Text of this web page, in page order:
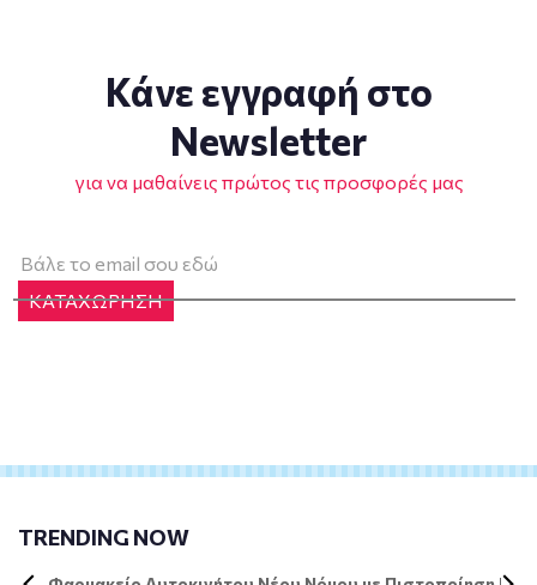
Κάνε εγγραφή στο
Newsletter
για να μαθαίνεις πρώτος τις προσφορές μας
ΚΑΤΑΧΩΡΗΣΗ
TRENDING NOW